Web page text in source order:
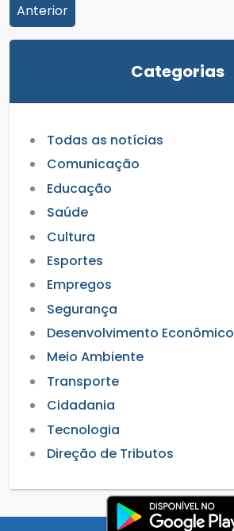
Anterior
Categorias
Todas as notícias
Comunicação
Educação
Saúde
Cultura
Esportes
Empregos
Segurança
Desenvolvimento Econômico
Meio Ambiente
Transporte
Cidadania
Tecnologia
Direção de Tributos